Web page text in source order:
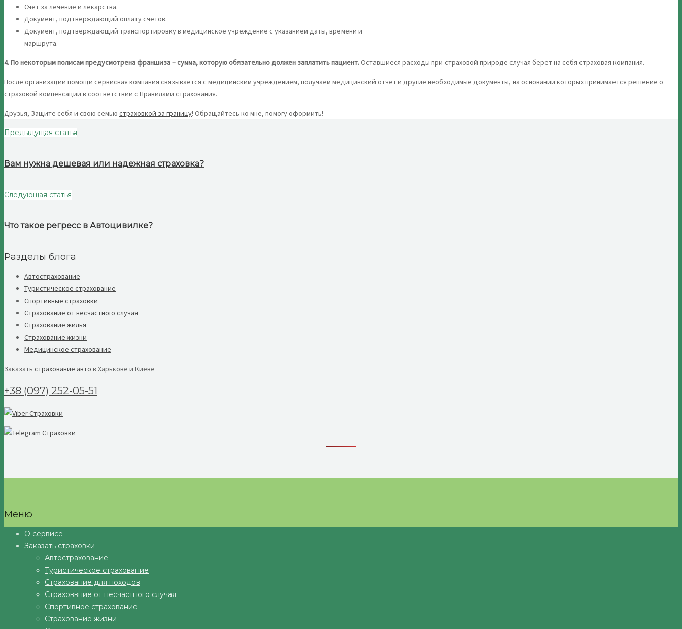
Счет за лечение и лекарства.
Документ, подтверждающий оплату счетов.
Документ, подтверждающий транспортировку в медицинское учреждение с указанием даты, времени и
маршрута.
4. По некоторым полисам предусмотрена франшиза – сумма, которую обязательно должен заплатить пациент.Оставшиеся расходы при страховой природе случая берет на себя страховая компания.
После организации помощи сервисная компания связывается с медицинским учреждением, получаем медицинский отчет и другие необходимые документы, на основании которых принимается решение о
страховой компенсации в соответствии с Правилами страхования.
Друзья, Защите себя и свою семью страховкой за границу! Обращайтесь ко мне, помогу оформить!
Предыдущая статья
Вам нужна дешевая или надежная страховка?
Следующая статья
Что такое регресс в Автоцивилке?
Разделы блога
Автострахование
Туристическое страхование
Спортивные страховки
Страхование от несчастного случая
Страхование жилья
Страхование жизни
Медицинское страхование
Заказать страхование авто в Харькове и Киеве
+38 (097) 252-05-51
Меню
О сервисе
Заказать страховки
Автострахование
Туристическое страхование
Страхование для походов
Страховвние от несчастного случая
Спортивное страхование
Страхование жизни